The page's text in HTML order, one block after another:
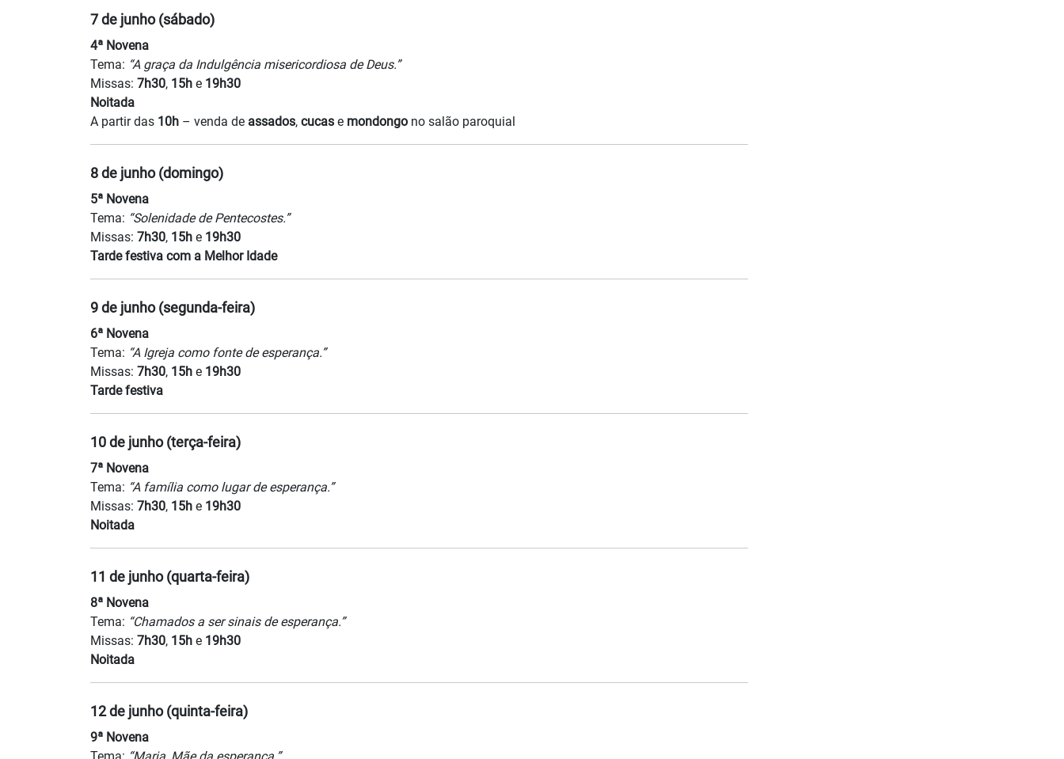
7 de junho (sábado)
4ª Novena
Tema: “A graça da Indulgência misericordiosa de Deus.”
Missas: 7h30, 15h e 19h30
Noitada
A partir das 10h – venda de assados, cucas e mondongo no salão paroquial
8 de junho (domingo)
5ª Novena
Tema: “Solenidade de Pentecostes.”
Missas: 7h30, 15h e 19h30
Tarde festiva com a Melhor Idade
9 de junho (segunda-feira)
6ª Novena
Tema: “A Igreja como fonte de esperança.”
Missas: 7h30, 15h e 19h30
Tarde festiva
10 de junho (terça-feira)
7ª Novena
Tema: “A família como lugar de esperança.”
Missas: 7h30, 15h e 19h30
Noitada
11 de junho (quarta-feira)
8ª Novena
Tema: “Chamados a ser sinais de esperança.”
Missas: 7h30, 15h e 19h30
Noitada
12 de junho (quinta-feira)
9ª Novena